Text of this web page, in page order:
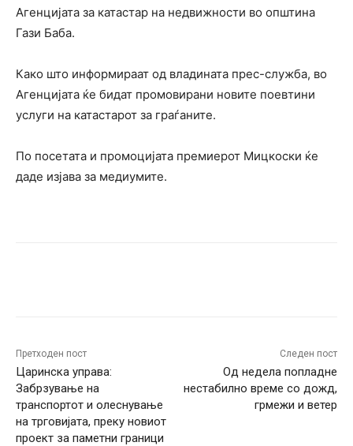
Агенцијата за катастар на недвижности во општина
Гази Баба.
Како што информираат од владината прес-служба, во
Агенцијата ќе бидат промовирани новите поевтини
услуги на катастарот за граѓаните.
По посетата и промоцијата премиерот Мицкоски ќе
даде изјава за медиумите.
Претходен пост
Царинска управа:
Забрзување на
транспортот и олеснување
на трговијата, преку новиот
проект за паметни граници
Следен пост
Од недела попладне
нестабилно време со дожд,
грмежи и ветер